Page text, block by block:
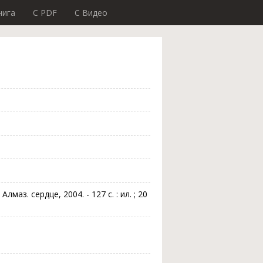
C PDF C Видео
сердце, 2004. - 127 с. : ил. ; 20